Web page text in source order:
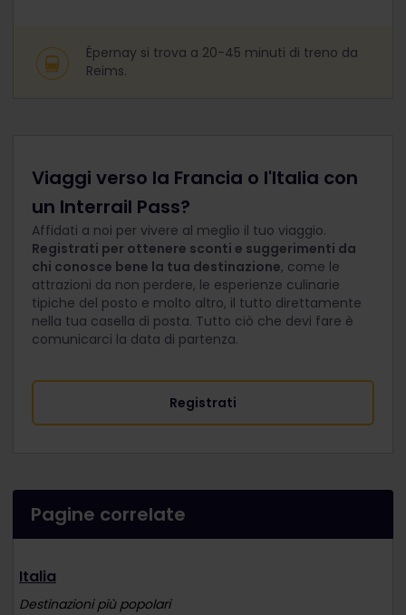
Épernay si trova a 20-45 minuti di treno da
Reims.
Viaggi verso la Francia o l'Italia con
un Interrail Pass?
Affidati a noi per vivere al meglio il tuo viaggio.
Registrati per ottenere sconti e suggerimenti da
chi conosce bene la tua destinazione, come le
attrazioni da non perdere, le esperienze culinarie
tipiche del posto e molto altro, il tutto direttamente
nella tua casella di posta. Tutto ciò che devi fare è
comunicarci la data di partenza.
Registrati
Pagine correlate
Italia
Destinazioni più popolari